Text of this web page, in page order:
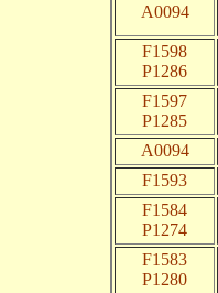
A0094
F1598
P1286
F1597
P1285
A0094
F1593
F1584
P1274
F1583
P1280